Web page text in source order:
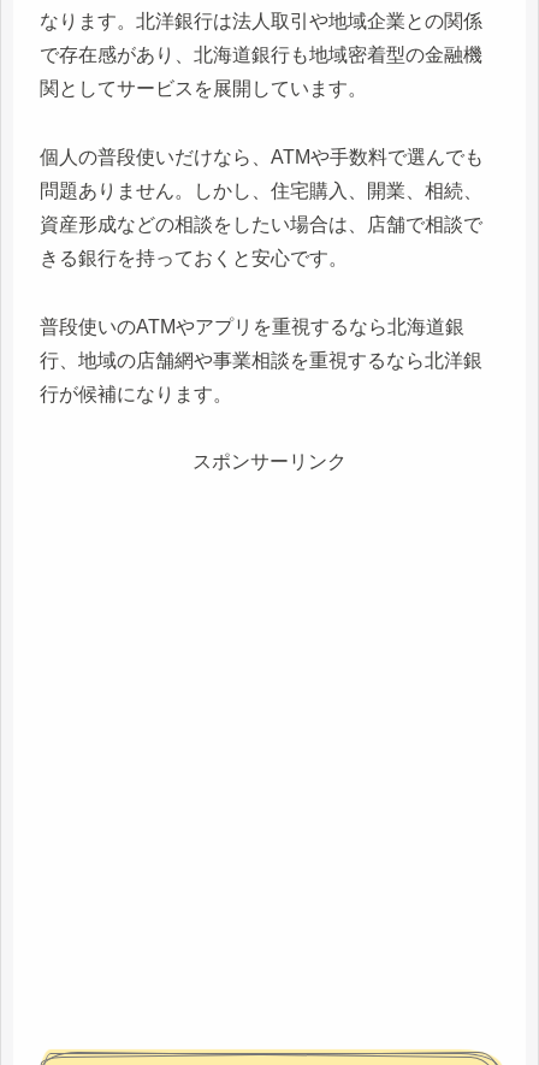
なります。北洋銀行は法人取引や地域企業との関係
で存在感があり、北海道銀行も地域密着型の金融機
関としてサービスを展開しています。
個人の普段使いだけなら、ATMや手数料で選んでも
問題ありません。しかし、住宅購入、開業、相続、
資産形成などの相談をしたい場合は、店舗で相談で
きる銀行を持っておくと安心です。
普段使いのATMやアプリを重視するなら北海道銀
行、地域の店舗網や事業相談を重視するなら北洋銀
行が候補になります。
スポンサーリンク